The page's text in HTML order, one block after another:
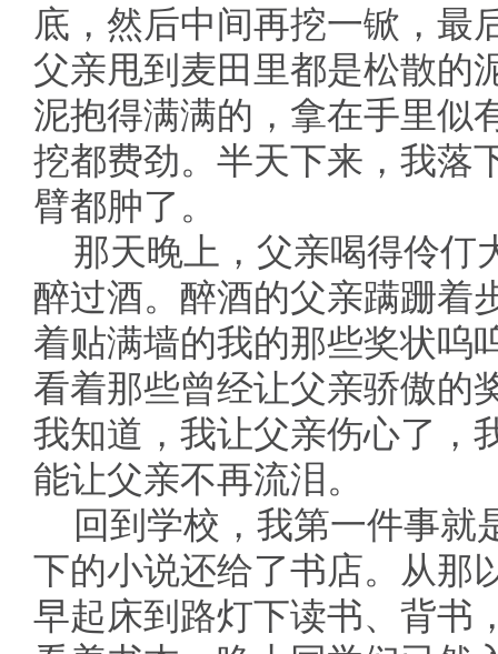
底，然后中间再挖一锨，最
父亲甩到麦田里都是松散的
泥抱得满满的，拿在手里似
挖都费劲。半天下来，我落
臂都肿了。
那天晚上，父亲喝得伶仃
醉过酒。醉酒的父亲蹒跚着
着贴满墙的我的那些奖状呜
看着那些曾经让父亲骄傲的
我知道，我让父亲伤心了，
能让父亲不再流泪。
回到学校，我第一件事就
下的小说还给了书店。从那
早起床到路灯下读书、背书